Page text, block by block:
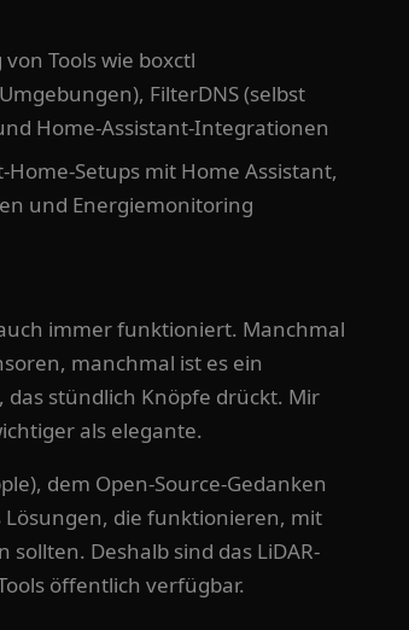
Tools wie boxctl
FilterDNS (selbst
Home-Assistant-Integrationen
Home-Setups mit Home Assistant,
und Energiemonitoring
immer funktioniert. Manchmal
manchmal ist es ein
das stündlich Knöpfe drückt. Mir
als elegante.
dem Open-Source-Gedanken
die funktionieren, mit
Deshalb sind das LiDAR-
öffentlich verfügbar.